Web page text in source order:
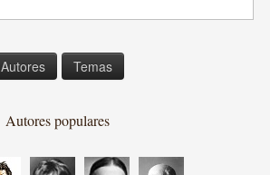
Autores Temas
Autores populares